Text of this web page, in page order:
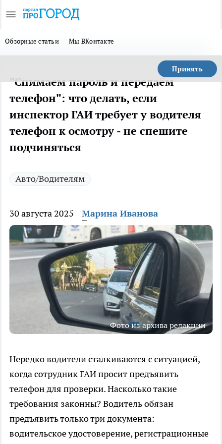
Обзорные статьи Мы ВКонтакте
Принять
"Снимаем пароль и передаём
телефон": что делать, если
инспектор ГАИ требует у водителя
телефон к осмотру - не спешите
подчиняться
Авто/Водителям
30 августа 2025 Марина Иванова
Фото из архива редакции
Нередко водители сталкиваются с ситуацией,
когда сотрудник ГАИ просит предъявить
телефон для проверки. Насколько такие
требования законны? Водитель обязан
предъявить только три документа:
водительское удостоверение, регистрационные